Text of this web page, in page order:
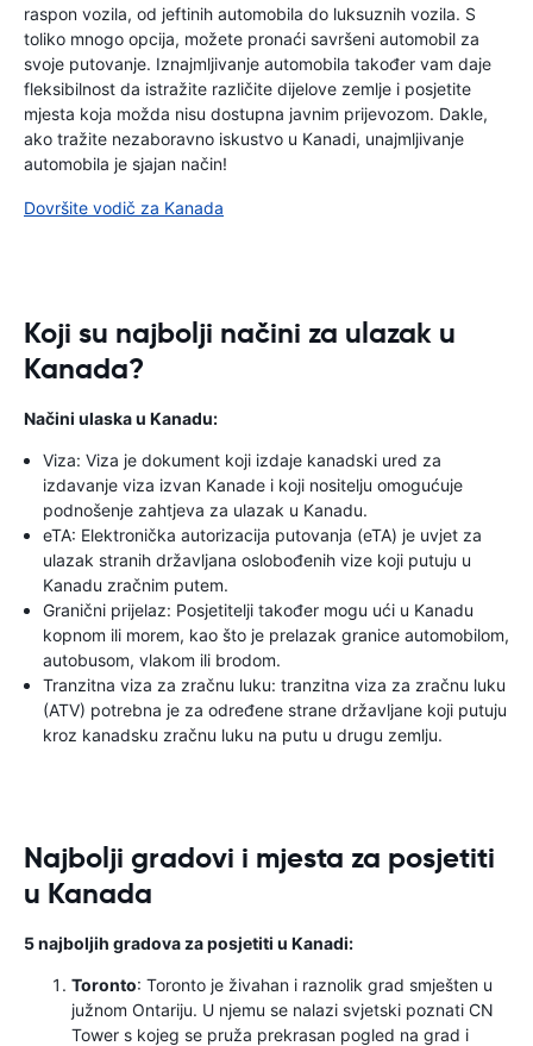
raspon vozila, od jeftinih automobila do luksuznih vozila. S
toliko mnogo opcija, možete pronaći savršeni automobil za
svoje putovanje. Iznajmljivanje automobila također vam daje
fleksibilnost da istražite različite dijelove zemlje i posjetite
mjesta koja možda nisu dostupna javnim prijevozom. Dakle,
ako tražite nezaboravno iskustvo u Kanadi, unajmljivanje
automobila je sjajan način!
Dovršite vodič za Kanada
Koji su najbolji načini za ulazak u
Kanada?
Načini ulaska u Kanadu:
Viza: Viza je dokument koji izdaje kanadski ured za
izdavanje viza izvan Kanade i koji nositelju omogućuje
podnošenje zahtjeva za ulazak u Kanadu.
eTA: Elektronička autorizacija putovanja (eTA) je uvjet za
ulazak stranih državljana oslobođenih vize koji putuju u
Kanadu zračnim putem.
Granični prijelaz: Posjetitelji također mogu ući u Kanadu
kopnom ili morem, kao što je prelazak granice automobilom,
autobusom, vlakom ili brodom.
Tranzitna viza za zračnu luku: tranzitna viza za zračnu luku
(ATV) potrebna je za određene strane državljane koji putuju
kroz kanadsku zračnu luku na putu u drugu zemlju.
Najbolji gradovi i mjesta za posjetiti
u Kanada
5 najboljih gradova za posjetiti u Kanadi:
Toronto: Toronto je živahan i raznolik grad smješten u
južnom Ontariju. U njemu se nalazi svjetski poznati CN
Tower s kojeg se pruža prekrasan pogled na grad i